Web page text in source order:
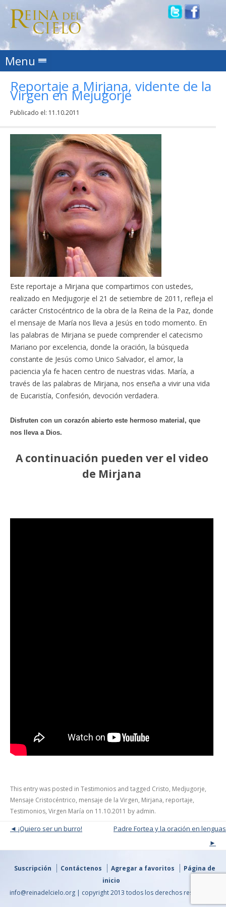
Menu Skip to content
Reportaje a Mirjana, vidente de la
Virgen en Mejugorje
Publicado el: 11.10.2011
Este reportaje a Mirjana que compartimos con ustedes,
realizado en Medjugorje el 21 de setiembre de 2011, refleja el
carácter Cristocéntrico de la obra de la Reina de la Paz, donde
el mensaje de María nos lleva a Jesús en todo momento. En
las palabras de Mirjana se puede comprender el catecismo
Mariano por excelencia, donde la oración, la búsqueda
constante de Jesús como Unico Salvador, el amor, la
paciencia yla fe hacen centro de nuestras vidas. María, a
través de las palabras de Mirjana, nos enseña a vivir una vida
de Eucaristía, Confesión, devoción verdadera.
Disfruten con un corazón abierto este hermoso material, que
nos lleva a Dios.
A continuación pueden ver el video
de Mirjana
This entry was posted in Testimonios and tagged Cristo, Medjugorje,
Mensaje Cristocéntrico, mensaje de la Virgen, Mirjana, reportaje,
Testimonios, Virgen María on 11.10.2011 by admin.
Post navigation Padre Fortea y la oración en lenguas
¡Quiero ser un burro!
Suscripción Contáctenos Agregar a favoritos
Página de
inicio
info@reinadelcielo.org | copyright 2013 todos los derechos reservados